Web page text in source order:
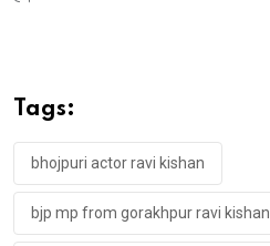
Tags:
bhojpuri actor ravi kishan
bjp mp from gorakhpur ravi kishan